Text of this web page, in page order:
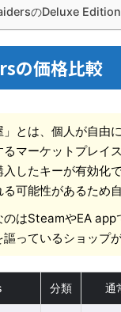
のDeluxe
の価格比較
」とは、個人が自由
マーケットプレイ
入したキーが有効化
可能性があるため
のはSteamやEA app
っているショップ
分類 通